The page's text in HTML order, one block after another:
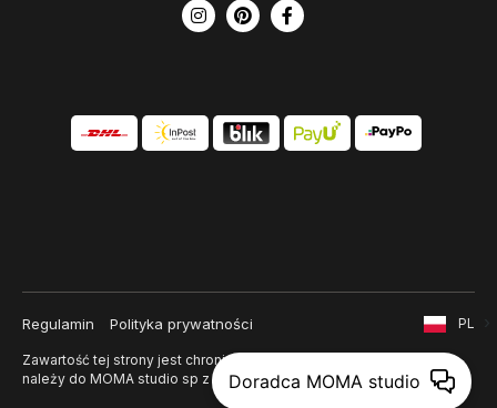
Regulamin Polityka prywatności
Zawartość tej strony jest chroniona prawem autorskim i
należy do MOMA studio sp z o. o.
PL
Doradca MOMA studio